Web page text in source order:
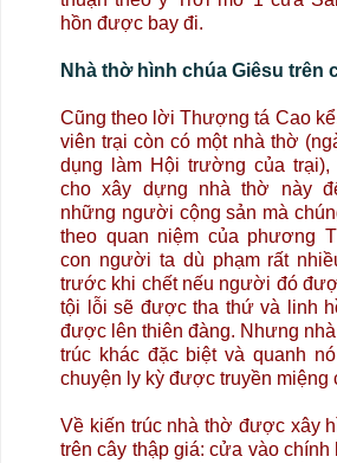
hồn được bay đi.
Nhà thờ hình chúa Giêsu trên
Cũng theo lời Thượng tá Cao
viên trại còn có một nhà thờ
dụng làm Hội trường của
cho xây dựng nhà thờ này
những người cộng sản mà
theo quan niệm của phương
con người ta dù phạm rất
trước khi chết nếu người đó
tội lỗi sẽ được tha thứ và linh
được lên thiên đàng. Nhưng
trúc khác đặc biệt và quanh
chuyện ly kỳ được truyền miệng
Về kiến trúc nhà thờ được xây
trên cây thập giá: cửa vào chính